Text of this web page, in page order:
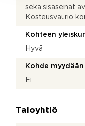
sekä sisäseinät
Kosteusvaurio
Kohteen
Hyvä
Kohde
Ei
Taloyhtiö